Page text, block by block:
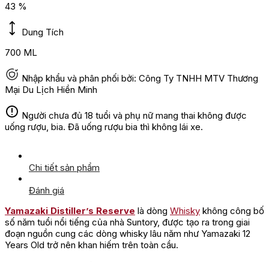
43 %
Dung Tích
700 ML
Nhập khẩu và phân phối bởi: Công Ty TNHH MTV Thương
Mại Du Lịch Hiền Minh
Người chưa đủ 18 tuổi và phụ nữ mang thai không được
uống rượu, bia. Đã uống rượu bia thì không lái xe.
Chi tiết sản phẩm
Đánh giá
Yamazaki Distiller’s Reserve là dòng Whisky không công bố
số năm tuổi nổi tiếng của nhà Suntory, được tạo ra trong giai
đoạn nguồn cung các dòng whisky lâu năm như Yamazaki 12
Years Old trở nên khan hiếm trên toàn cầu.